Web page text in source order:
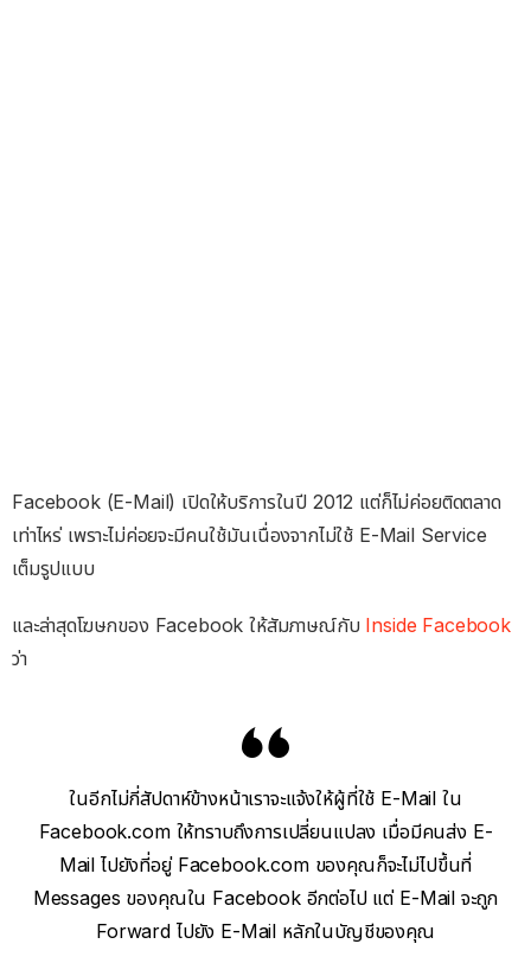
Facebook (E-Mail) เปิดให้บริการในปี 2012 แต่ก็ไม่ค่อยติดตลาด
เท่าไหร่ เพราะไม่ค่อยจะมีคนใช้มันเนื่องจากไม่ใช้ E-Mail Service
เต็มรูปแบบ
และล่าสุดโฆษกของ Facebook ให้สัมภาษณ์กับ Inside Facebook
ว่า
ในอีกไม่กี่สัปดาห์ข้างหน้าเราจะแจ้งให้ผู้ที่ใช้ E-Mail ใน
Facebook.com ให้ทราบถึงการเปลี่ยนแปลง เมื่อมีคนส่ง E-
Mail ไปยังที่อยู่ Facebook.com ของคุณก็จะไม่ไปขึ้นที่
Messages ของคุณใน Facebook อีกต่อไป แต่ E-Mail จะถูก
Forward ไปยัง E-Mail หลักในบัญชีของคุณ